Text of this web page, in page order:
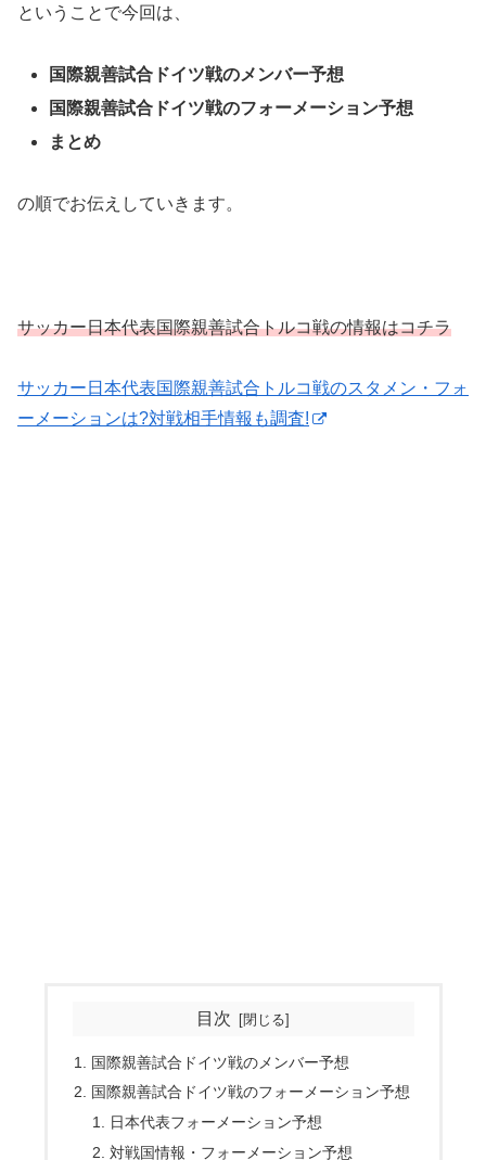
ということで今回は、
国際親善試合ドイツ戦のメンバー予想
国際親善試合ドイツ戦のフォーメーション予想
まとめ
の順でお伝えしていきます。
サッカー日本代表国際親善試合トルコ戦の情報はコチラ
サッカー日本代表国際親善試合トルコ戦のスタメン・フォ
ーメーションは?対戦相手情報も調査!
目次
国際親善試合ドイツ戦のメンバー予想
国際親善試合ドイツ戦のフォーメーション予想
日本代表フォーメーション予想
対戦国情報・フォーメーション予想